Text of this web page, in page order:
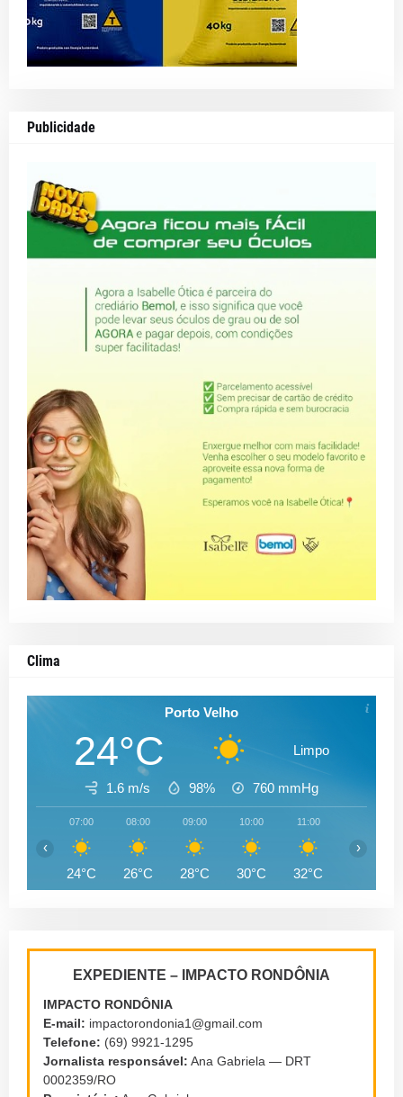
Publicidade
Clima
Porto Velho
24°C Limpo
1.6 m/s 98% 760 mmHg
07:00
24°C
08:00
26°C
09:00
28°C
10:00
30°C
11:00
32°C
‹ ›
EXPEDIENTE – IMPACTO RONDÔNIA
IMPACTO RONDÔNIA
E-mail: impactorondonia1@gmail.com
Telefone: (69) 9921-1295
Jornalista responsável: Ana Gabriela — DRT
0002359/RO